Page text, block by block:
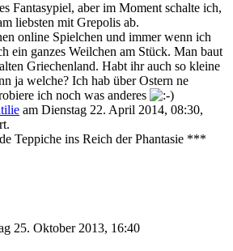
Fantasypiel, aber im Moment schalte ich,
liebsten mit Grepolis ab.
online Spielchen und immer wenn ich
ein ganzes Weilchen am Stück. Man baut
Griechenland. Habt ihr auch so kleine
ja welche? Ich hab über Ostern ne
ich noch was anderes
am Dienstag 22. April 2014, 08:30,
Teppiche ins Reich der Phantasie ***
25. Oktober 2013, 16:40